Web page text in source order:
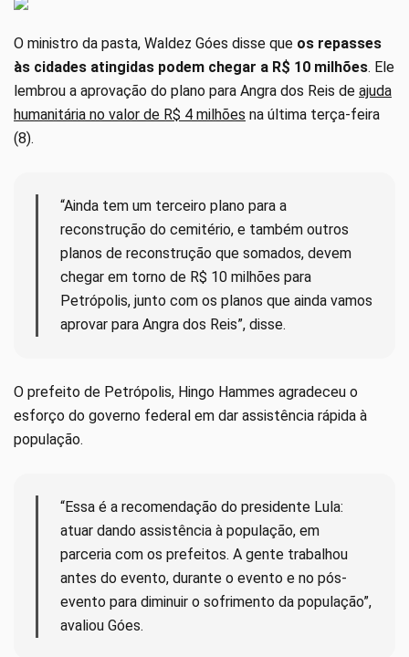
O ministro da pasta, Waldez Góes disse que os repasses
às cidades atingidas podem chegar a R$ 10 milhões. Ele
lembrou a aprovação do plano para Angra dos Reis de ajuda
humanitária no valor de R$ 4 milhões na última terça-feira
(8).
“Ainda tem um terceiro plano para a
reconstrução do cemitério, e também outros
planos de reconstrução que somados, devem
chegar em torno de R$ 10 milhões para
Petrópolis, junto com os planos que ainda vamos
aprovar para Angra dos Reis”, disse.
O prefeito de Petrópolis, Hingo Hammes agradeceu o
esforço do governo federal em dar assistência rápida à
população.
“Essa é a recomendação do presidente Lula:
atuar dando assistência à população, em
parceria com os prefeitos. A gente trabalhou
antes do evento, durante o evento e no pós-
evento para diminuir o sofrimento da população”,
avaliou Góes.